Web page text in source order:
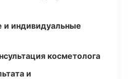
индивидуальные
косметолога
и